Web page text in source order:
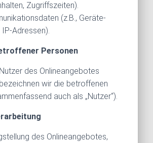
Zugriffszeiten).
(z.B., Geräte-
Adressen).
Personen
des Onlineangebotes
wir die betroffenen
auch als „Nutzer“).
des Onlineangebotes,